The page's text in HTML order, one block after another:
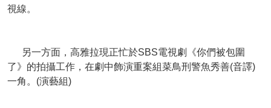
視線。
另一方面，高雅拉現正忙於SBS電視劇《你們被包圍
了》的拍攝工作，在劇中飾演重案組菜鳥刑警魚秀善(音譯)
一角。(演藝組)